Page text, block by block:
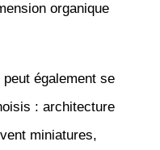
organique
également se
: architecture
miniatures,